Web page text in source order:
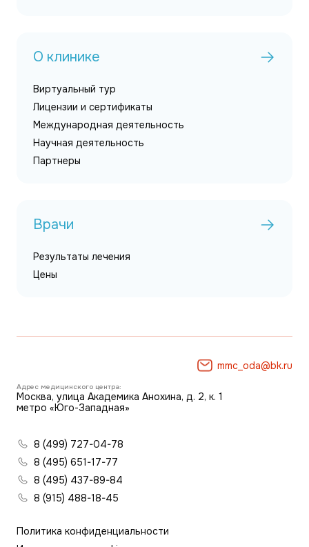
О клинике
Виртуальный тур
Лицензии и сертификаты
Международная деятельность
Научная деятельность
Партнеры
Врачи
Результаты лечения
Цены
Адрес медицинского центра:
Москва, улица Академика Анохина, д. 2, к. 1
метро «Юго-Западная»
8 (499) 727-04-78
8 (495) 651-17-77
8 (495) 437-89-84
8 (915) 488-18-45
Политика конфиденциальности
mmc_oda@bk.ru